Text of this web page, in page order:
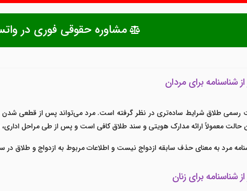
مشاوره حقوقی فوری در
برای مردان
رسمی طلاق شرایط ساده‌تری در نظر گرفته است. مرد می‌تواند پس از قطعی
حالت معمولاً ارائه مدارک هویتی و سند طلاق کافی است و پس از طی مراحل
مرد به معنای حذف سابقه ازدواج نیست و اطلاعات مربوط به ازدواج و طلاق در
برای زنان